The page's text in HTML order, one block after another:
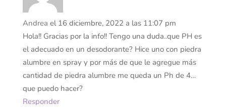
Andrea el 16 diciembre, 2022 a las 11:07 pm
Hola!! Gracias por la info!! Tengo una duda..que PH es
el adecuado en un desodorante? Hice uno con piedra
alumbre en spray y por más de que le agregue más
cantidad de piedra alumbre me queda un Ph de 4…
que puedo hacer?
Responder